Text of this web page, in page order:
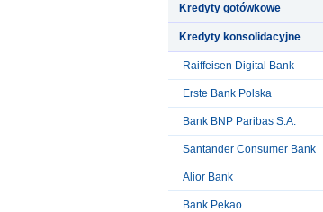
Kredyty gotówkowe
Kredyty konsolidacyjne
Raiffeisen Digital Bank
Erste Bank Polska
Bank BNP Paribas S.A.
Santander Consumer Bank
Alior Bank
Bank Pekao